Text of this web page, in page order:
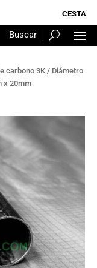
carbono 3K/ Diámetro
x 20mm